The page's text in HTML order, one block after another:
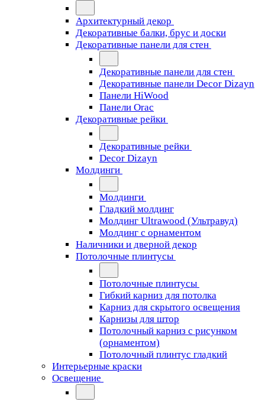
Архитектурный декор
Декоративные балки, брус и доски
Декоративные панели для стен
Декоративные панели для стен
Декоративные панели Decor Dizayn
Панели HiWood
Панели Orac
Декоративные рейки
Декоративные рейки
Decor Dizayn
Молдинги
Молдинги
Гладкий молдинг
Молдинг Ultrawood (Ультравуд)
Молдинг с орнаментом
Наличники и дверной декор
Потолочные плинтусы
Потолочные плинтусы
Гибкий карниз для потолка
Карниз для скрытого освещения
Карнизы для штор
Потолочный карниз с рисунком
(орнаментом)
Потолочный плинтус гладкий
Интерьерные краски
Освещение